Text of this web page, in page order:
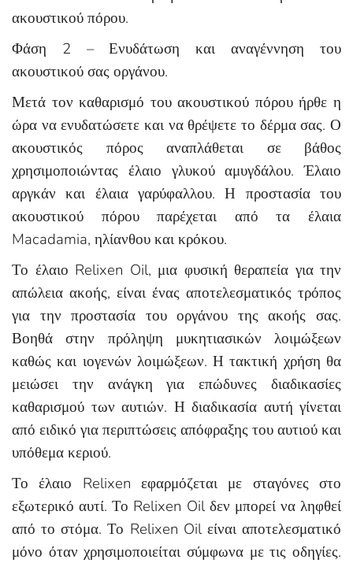
ακουστικού πόρου.
Φάση 2 – Ενυδάτωση και αναγέννηση του
ακουστικού σας οργάνου.
Μετά τον καθαρισμό του ακουστικού πόρου ήρθε η
ώρα να ενυδατώσετε και να θρέψετε το δέρμα σας. Ο
ακουστικός πόρος αναπλάθεται σε βάθος
χρησιμοποιώντας έλαιο γλυκού αμυγδάλου. Έλαιο
αργκάν και έλαια γαρύφαλλου. Η προστασία του
ακουστικού πόρου παρέχεται από τα έλαια
Macadamia, ηλίανθου και κρόκου.
Το έλαιο Relixen Oil, μια φυσική θεραπεία για την
απώλεια ακοής, είναι ένας αποτελεσματικός τρόπος
για την προστασία του οργάνου της ακοής σας.
Βοηθά στην πρόληψη μυκητιασικών λοιμώξεων
καθώς και ιογενών λοιμώξεων. Η τακτική χρήση θα
μειώσει την ανάγκη για επώδυνες διαδικασίες
καθαρισμού των αυτιών. Η διαδικασία αυτή γίνεται
από ειδικό για περιπτώσεις απόφραξης του αυτιού και
υπόθεμα κεριού.
Το έλαιο Relixen εφαρμόζεται με σταγόνες στο
εξωτερικό αυτί. Το Relixen Oil δεν μπορεί να ληφθεί
από το στόμα. Το Relixen Oil είναι αποτελεσματικό
μόνο όταν χρησιμοποιείται σύμφωνα με τις οδηγίες.